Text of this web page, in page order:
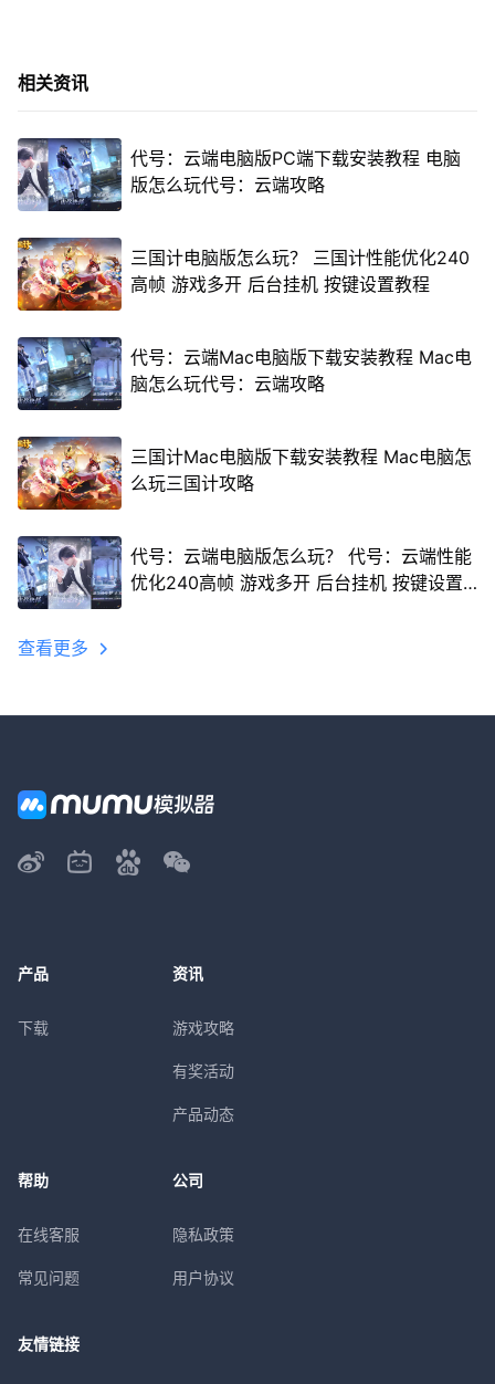
相关资讯
代号：云端电脑版PC端下载安装教程 电脑
版怎么玩代号：云端攻略
三国计电脑版怎么玩？ 三国计性能优化240
高帧 游戏多开 后台挂机 按键设置教程
代号：云端Mac电脑版下载安装教程 Mac电
脑怎么玩代号：云端攻略
三国计Mac电脑版下载安装教程 Mac电脑怎
么玩三国计攻略
代号：云端电脑版怎么玩？ 代号：云端性能
优化240高帧 游戏多开 后台挂机 按键设置
查看更多
产品
下载
资讯
游戏攻略
有奖活动
产品动态
帮助
在线客服
常见问题
公司
隐私政策
用户协议
友情链接